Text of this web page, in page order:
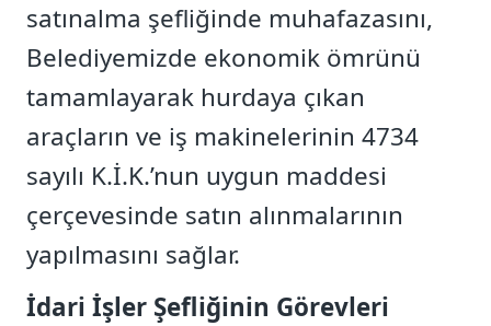
satınalma şefliğinde muhafazasını,
Belediyemizde ekonomik ömrünü
tamamlayarak hurdaya çıkan
araçların ve iş makinelerinin 4734
sayılı K.İ.K.’nun uygun maddesi
çerçevesinde satın alınmalarının
yapılmasını sağlar.
İdari İşler Şefliğinin Görevleri